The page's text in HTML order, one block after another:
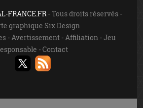
FRANCE.FR- Tous droits réservés -
graphique Six Design
-Avertissement-Affiliation-Jeu
-Contact